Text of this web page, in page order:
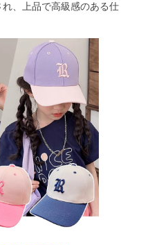
、上品で高級感のある仕